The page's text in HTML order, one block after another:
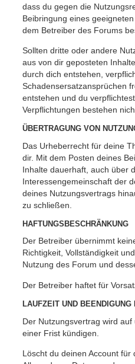
dass du gegen die
Beibringung eines
dem Betreiber des Forums
Sollten dritte oder andere
aus von dir geposteten
durch dich entstehen,
Schadensersatzansprüchen
entstehen und du
Verpflichtungen bestehen
ÜBERTRAGUNG VON
Das Urheberrecht für deine
dir. Mit dem Posten deines
Inhalte dauerhaft, auch über
Interessengemeinschaft der
deines Nutzungsvertrags
zu schließen.
HAFTUNGSBESCHRÄNKUNG
Der Betreiber übernimmt
Richtigkeit, Vollständigkeit
Nutzung des Forum und
Der Betreiber haftet für
LAUFZEIT UND
Der Nutzungsvertrag wird
einer Frist kündigen.
Löscht du deinen Account